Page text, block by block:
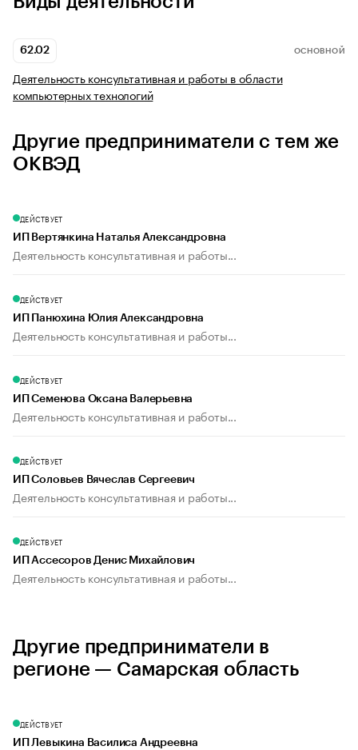
62.02 ОСНОВНОЙ
Деятельность консультативная и работы в области
компьютерных технологий
Другие предприниматели с тем же
ОКВЭД
ДЕЙСТВУЕТ
ИП Вертянкина Наталья Александровна
Деятельность консультативная и работы...
ДЕЙСТВУЕТ
ИП Панюхина Юлия Александровна
Деятельность консультативная и работы...
ДЕЙСТВУЕТ
ИП Семенова Оксана Валерьевна
Деятельность консультативная и работы...
ДЕЙСТВУЕТ
ИП Соловьев Вячеслав Сергеевич
Деятельность консультативная и работы...
ДЕЙСТВУЕТ
ИП Ассесоров Денис Михайлович
Деятельность консультативная и работы...
Другие предприниматели в
регионе — Самарская область
ДЕЙСТВУЕТ
ИП Левыкина Василиса Андреевна